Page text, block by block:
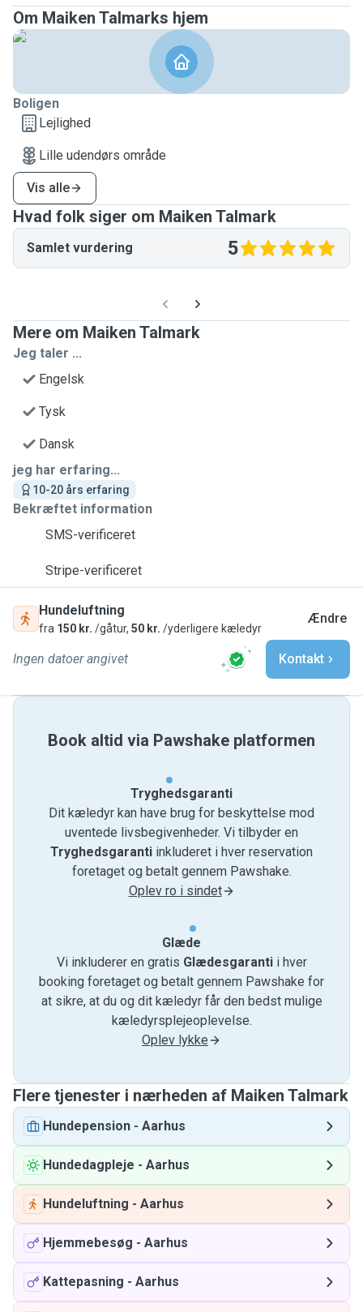
Om Maiken Talmarks hjem
Boligen
Lejlighed
Lille udendørs område
Vis alle
Hvad folk siger om Maiken Talmark
Samlet vurdering 5
Mere om Maiken Talmark
Jeg taler ...
Engelsk
Tysk
Dansk
jeg har erfaring...
10-20 års erfaring
Bekræftet information
SMS-verificeret
Stripe-verificeret
Hundeluftning
fra 150 kr. /gåtur, 50 kr. /yderligere kæledyr
Ændre
Ingen datoer angivet Kontakt
Book altid via Pawshake platformen
Tryghedsgaranti
Dit kæledyr kan have brug for beskyttelse mod
uventede livsbegivenheder. Vi tilbyder en
Tryghedsgaranti inkluderet i hver reservation
foretaget og betalt gennem Pawshake.
Oplev ro i sindet
Glæde
Vi inkluderer en gratis Glædesgarantii hver
booking foretaget og betalt gennem Pawshake for
at sikre, at du og dit kæledyr får den bedst mulige
kæledyrsplejeoplevelse.
Oplev lykke
Flere tjenester i nærheden af ​​Maiken Talmark
Hundepension - Aarhus
Hundedagpleje - Aarhus
Hundeluftning - Aarhus
Hjemmebesøg - Aarhus
Kattepasning - Aarhus